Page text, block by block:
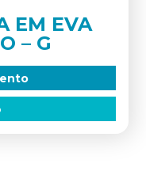
EM EVA
– G